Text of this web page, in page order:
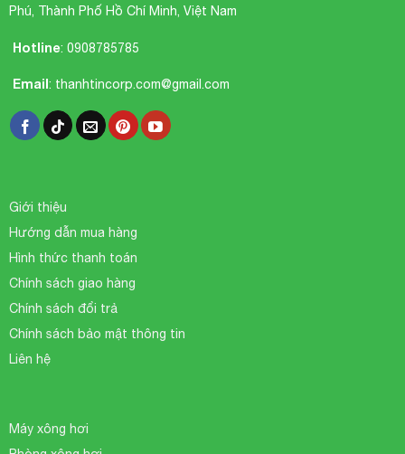
Phú, Thành Phố Hồ Chí Minh, Việt Nam
Hotline: 0908785785
Email: thanhtincorp.com@gmail.com
Giới thiệu
Hướng dẫn mua hàng
Hình thức thanh toán
Chính sách giao hàng
Chính sách đổi trả
Chính sách bảo mật thông tin
Liên hệ
Máy xông hơi